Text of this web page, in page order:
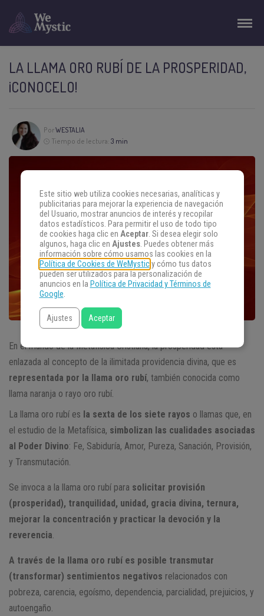
LA LLAMA ORO RUBÍ DE LA PROSPERIDAD,
¡CONOCELO!
PorWESTALIA
Tiempo de lectura: 3 min
En el mundo de la Metafísica Cristiana, la prosperidad está
enlazada al concepto de la ilimitada providencia divina, que es
representada por la llama oro rubí, también conocida como
llama naranja o rayo oro rubí.
La llama oro rubí es la sexta de los siete rayos o llamas que, en
el estudio de la Metafísica, simbolizan las cualidades asociadas
al Poder Divino: Fe, Sabiduría, Amor, Pureza, Sanación, Provisión,
y Transmutación.
Se invoca a la llama oro rubí para solicitar provisión
(prosperidad), tranquilidad, unidad, gracia divina, ternura,
mejorar la concentración y practicar la devoción y la
reverencia
A través de la llama oro rubí es posible transmutar
(transformar) sentimientos negativos relacionados con
pobreza, carencia, egoísmo, dependencia, parcialidad, prejuicios, y
autoengaño.
Este sitio web utiliza cookies necesarias, analíticas y
publicitarias para mejorar la experiencia de navegación
del Usuario, mostrar anuncios de interés y recopilar
datos estadísticos. Para permitir el uso de todo tipo
de cookies haga clic en Aceptar. Si desea elegir solo
algunos, haga clic en Ajustes. Puedes obtener más
información sobre cómo usamos las cookies en la
Política de Cookies de WeMysticy cómo tus datos
pueden ser utilizados para la personalización de
anuncios en la Política de Privacidad y Términos de
Google.
Ajustes Aceptar